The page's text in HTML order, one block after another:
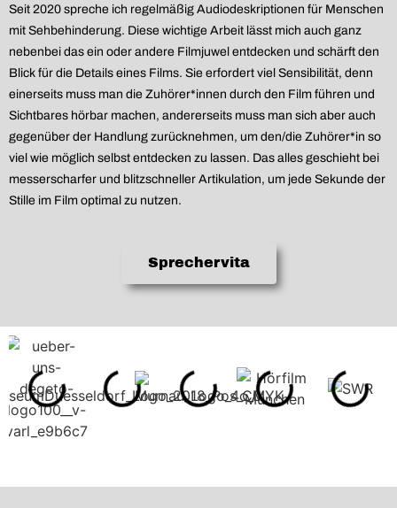
Seit 2020 spreche ich regelmäßig Audiodeskriptionen für Menschen
mit Sehbehinderung. Diese wichtige Arbeit lässt mich auch ganz
nebenbei das ein oder andere Filmjuwel entdecken und schärft den
Blick für die Details eines Films. Sie erfordert viel Sensibilität, denn
einerseits muss man die Zuhörer*innen durch den Film führen und
Sichtbares hörbar machen, andererseits muss man sich aber auch
gegenüber der Handlung zurücknehmen, um den/die Zuhörer*in so
viel wie möglich selbst entdecken zu lassen. Das alles geschieht bei
messerscharfer und blitzschneller Artikulation, um jede Sekunde der
Stille im Film optimal zu nutzen.
Sprechervita